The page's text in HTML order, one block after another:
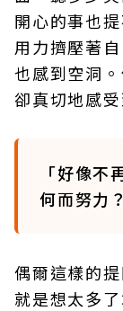
開心的事也
用力擠壓著
也感到空洞
卻真切地感
「好像
何而努力？
偶爾這樣的
就是想太多